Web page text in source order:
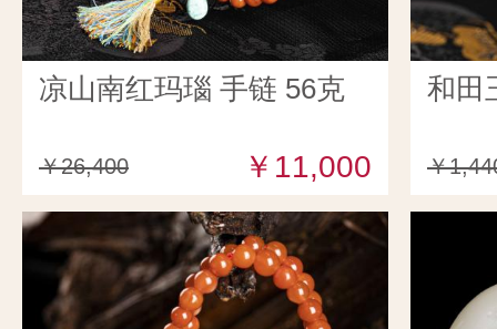
凉山南红玛瑙 手链 56克
￥26,400 ￥11,000
和田
￥